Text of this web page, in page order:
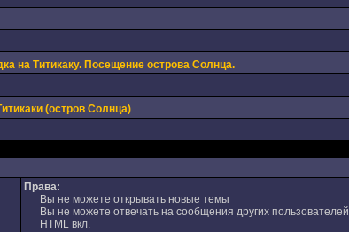
на Титикаку. Посещение острова Солнца.
(остров Солнца)
Права:
Вы не можете открывать новые темы
Вы не можете отвечать на сообщения других пользователей
HTML вкл.